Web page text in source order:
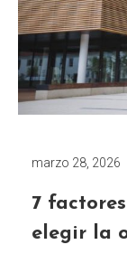
marzo 28, 2026
7
elegir la